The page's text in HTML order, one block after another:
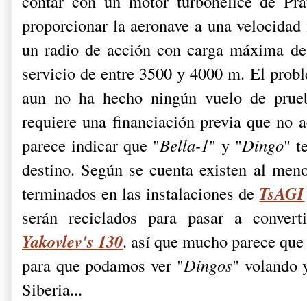
proporcionar la aeronave a una
un radio de acción con carga máxima
servicio de entre 3500 y 4000 m.El
aun no ha hecho ningún vuelo de
requiere una financiación previa que no
parece indicar que "Bella-1" y "Dingo"
destino. Según se cuenta existen al
terminados en las instalaciones de TsAGI
serán reciclados para pasar a
Yakovlev's 130. así que mucho parece
para que podamos ver "Dingos" volando
Siberia...